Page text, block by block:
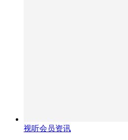
视听会员资讯